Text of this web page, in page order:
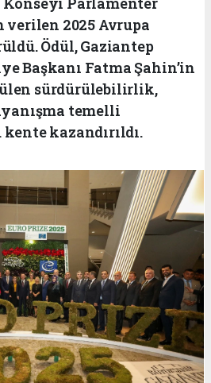
2025 Avrupa
Ödül, Gaziantep
Başkanı Fatma Şahin’in
sürdürülebilirlik,
temelli
kazandırıldı.